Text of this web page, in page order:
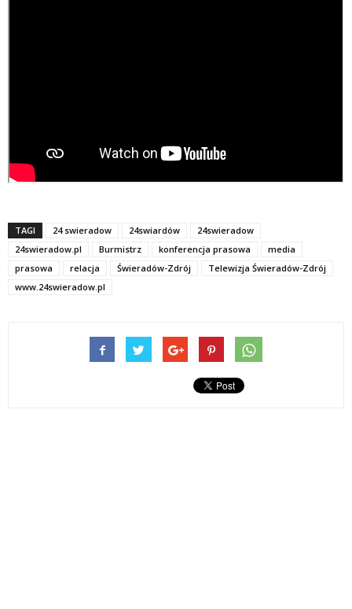
TAGI 24 swieradow 24swiardów
24swieradow
24swieradow.pl
Burmistrz konferencja prasowa
media
prasowa
relacja Świeradów-Zdrój
Telewizja Świeradów-Zdrój
www.24swieradow.pl